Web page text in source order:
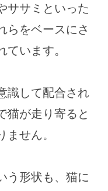
ササミといった
らをベースにさ
います​​。
識して配合され
猫が走り寄ると
せん​。
う形状も、猫に